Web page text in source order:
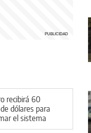
recibirá 60
dólares para
el sistema
salud